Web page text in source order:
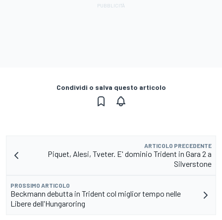
Condividi o salva questo articolo
ARTICOLO PRECEDENTE
Piquet, Alesi, Tveter. E' dominio Trident in Gara 2 a
Silverstone
PROSSIMO ARTICOLO
Beckmann debutta in Trident col miglior tempo nelle
Libere dell'Hungaroring